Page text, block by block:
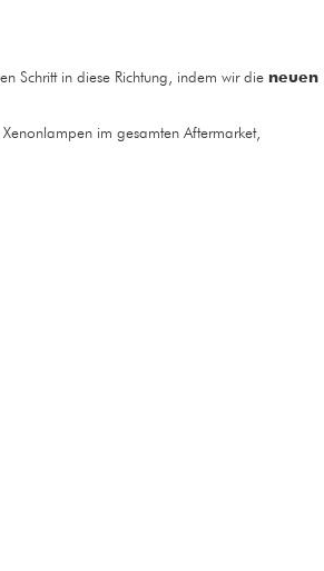
Schritt in diese Richtung, indem wir die neuen
im gesamten Aftermarket,